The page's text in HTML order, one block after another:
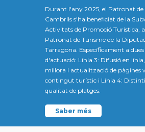
Durant l'any 2025, el Patronat de
Cambrils s'ha beneficiat de la
Activitats de Promoció Turística,
Patronat de Turisme de la
Tarragona. Específicament a dues
d'actuació: Línia 3: Difusió en línia,
millora i actualització de pàgines
contingut turístic i Línia 4:
qualitat de platges.
Saber més